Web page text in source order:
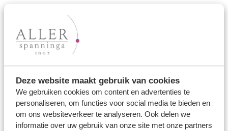
Deze website maakt gebruik van cookies
We gebruiken cookies om content en advertenties te
personaliseren, om functies voor social media te bieden en
om ons websiteverkeer te analyseren. Ook delen we
informatie over uw gebruik van onze site met onze partners
Ons aanbod
Trouwringen
Memoireringen
Verlovingsringen
Vriendschapsringen
Over ons